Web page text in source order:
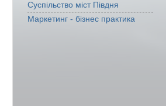
Суспільство міст Півдня
Маркетинг - бізнес практика